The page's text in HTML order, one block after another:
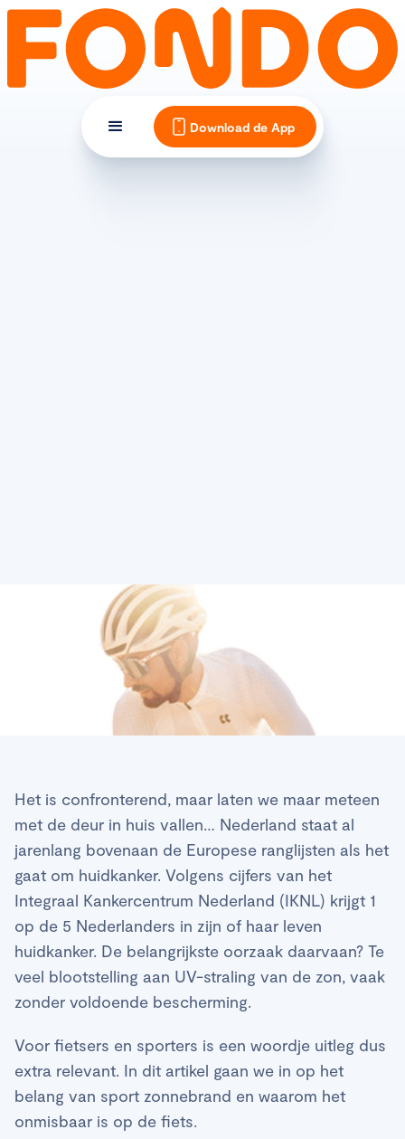
Download de App
Het is confronterend, maar laten we maar meteen
met de deur in huis vallen… Nederland staat al
jarenlang bovenaan de Europese ranglijsten als het
gaat om huidkanker. Volgens cijfers van het
Integraal Kankercentrum Nederland (IKNL) krijgt 1
op de 5 Nederlanders in zijn of haar leven
huidkanker. De belangrijkste oorzaak daarvaan? Te
veel blootstelling aan UV-straling van de zon, vaak
zonder voldoende bescherming.
Voor fietsers en sporters is een woordje uitleg dus
extra relevant. In dit artikel gaan we in op het
belang van sport zonnebrand en waarom het
onmisbaar is op de fiets.